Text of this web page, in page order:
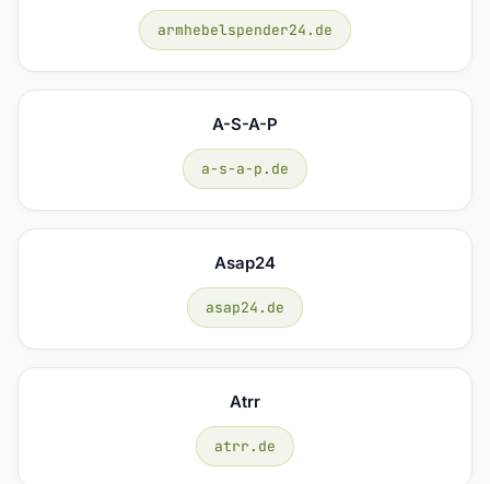
armhebelspender24.de
A-S-A-P
a-s-a-p.de
Asap24
asap24.de
Atrr
atrr.de